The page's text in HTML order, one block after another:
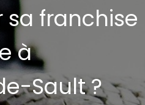
franchise
à
Sault ?